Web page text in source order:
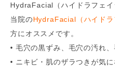
HydraFacial（ハイドラフェ
当院のHydraFacial（ハイドラ
方にオススメです。
• 毛穴の黒ずみ、毛穴の汚れ
• ニキビ・肌のザラつきが気に